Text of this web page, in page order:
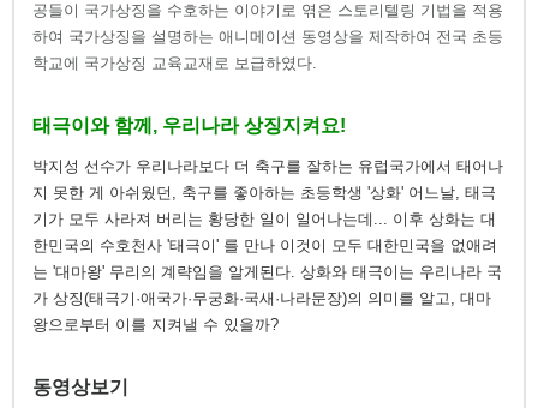
공들이 국가상징을 수호하는 이야기로 엮은 스토리텔링 기법을 적용
하여 국가상징을 설명하는 애니메이션 동영상을 제작하여 전국 초등
학교에 국가상징 교육교재로 보급하였다.
태극이와 함께, 우리나라 상징지켜요!
박지성 선수가 우리나라보다 더 축구를 잘하는 유럽국가에서 태어나
지 못한 게 아쉬웠던, 축구를 좋아하는 초등학생 '상화' 어느날, 태극
기가 모두 사라져 버리는 황당한 일이 일어나는데... 이후 상화는 대
한민국의 수호천사 '태극이' 를 만나 이것이 모두 대한민국을 없애려
는 '대마왕' 무리의 계략임을 알게된다. 상화와 태극이는 우리나라 국
가 상징(태극기·애국가·무궁화·국새·나라문장)의 의미를 알고, 대마
왕으로부터 이를 지켜낼 수 있을까?
동영상보기